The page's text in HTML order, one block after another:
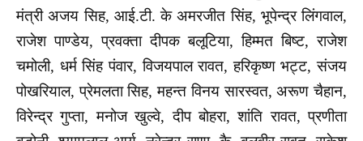
मंत्री अजय सिह, आई.टी. के अमरजीत सिंह, भूपेन्द्र लिंगवाल,
राजेश पाण्डेय, प्रवक्ता दीपक बलूटिया, हिम्मत बिष्ट, राजेश
चमोली, धर्म सिंह पंवार, विजयपाल रावत, हरिकृष्ण भट्ट, संजय
पोखरियाल, प्रेमलता सिह, महन्त विनय सारस्वत, अरूण चैहान,
विरेन्द्र गुप्ता, मनोज खुल्वे, दीप बोहरा, शांति रावत, प्रणीता